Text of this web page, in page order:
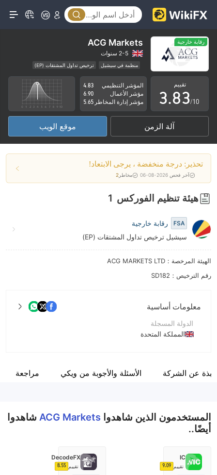
رقابة خارجية ACG Markets
2-5 سنوات
منظمة في سيشيل
ترخيص تداول المشتقات (EP)
مخاطر متوسطة
رقابة خارجية
تقييم
0
1
2
3
4
5
6
7
8
.
4
5
6
7
8
9
0
1
2
3
4
5
6
7
8
9
/10
المؤشر التنظيمي
4.83
مؤشر الأعمال
6.90
مؤشر إدارة المخاطر 5.65
آلة الزمن موقع الويب
تحذير: درجة منخفضة ، يرجى الابتعاد!
آخر فحص 2026-08-06 مخاطر 2
هيئة تنظيم الفوركس 1
FSA
رقابة خارجية
سيشيل ترخيص تداول المشتقات (EP)
الهيئة المرخصة：ACG MARKETS LTD
رقم الترخيص：SD182
معلومات أساسية
الدولة المسجلة
المملكة المتحدة
اسم الشركة
نبذة عن الشركة الأسئلة والأجوبة من ويكي مراجعة
المستخدمون الذين شاهدوا ACG Markets شاهدوا
أيضًا..
IC
تقييم 9.09
DecodeFX
تقييم 8.55